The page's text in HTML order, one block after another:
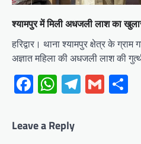
श्यामपुर में मिली अधजली लाश का
हरिद्वार। थाना श्यामपुर क्षेत्र के
अज्ञात महिला की अधजली लाश की
Facebook
WhatsApp
Telegram
Gmail
Leave a Reply